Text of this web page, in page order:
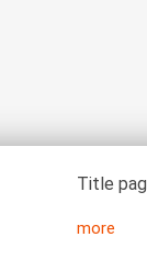
Title
more